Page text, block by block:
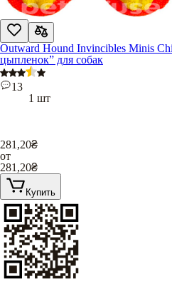
Outward Hound Invincibles Minis
цыпленок” для собак
13
1 шт
281,20₴
от
281,20₴
Купить